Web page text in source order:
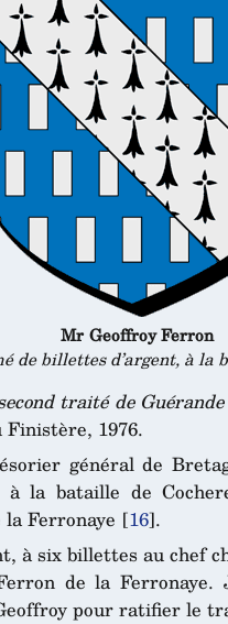
Mr Geoffroy Ferron
de billettes d’argent, à la
traité de
Finistère, 1976.
général de
la bataille de
Ferronaye [16].
à six billettes au chef
de la
pour ratifier le